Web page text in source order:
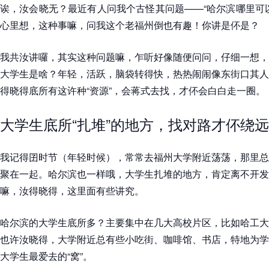
诶，汝会晓无？最近有人问我个古怪其问题——“哈尔滨哪里可
心里想，这种事嘛，问我这个老福州倒也有趣！你讲是伓是？
我共汝讲囉，其实这种问题嘛，乍听好像随便问问，仔细一想
大学生是啥？年轻，活跃，脑袋转得快，热热闹闹像东街口其
得晓得底所有这许种“资源”，会蒋式去找，才伓会白白走一圈。
大学生底所“扎堆”的地方，找对路才伓绕远
我记得囝时节（年轻时候），常常去福州大学附近荡荡，那里
聚在一起。哈尔滨也一样哦，大学生扎堆的地方，肯定离不开
嘛，汝得晓得，这里面有些讲究。
哈尔滨的大学生底所多？主要集中在几大高校片区，比如哈工
也许汝晓得，大学附近总有些小吃街、咖啡馆、书店，特地为
大学生最爱去的“窝”。